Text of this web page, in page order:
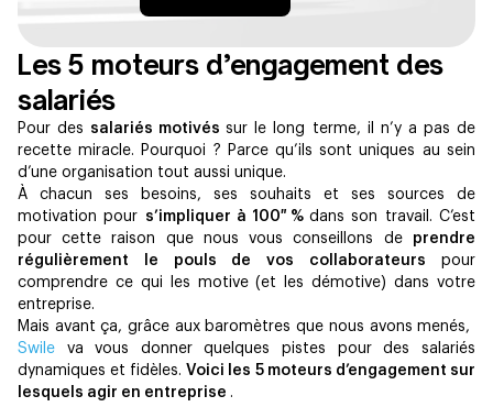
Les 5 moteurs d’engagement des
salariés
Pour des salariés motivéssur le long terme, il n’y a pas de
recette miracle. Pourquoi ? Parce qu’ils sont uniques au sein
d’une organisation tout aussi unique.
À chacun ses besoins, ses souhaits et ses sources de
motivation pour s’impliquer à 100 % dans son travail. C’est
pour cette raison que nous vous conseillons de prendre
régulièrement le pouls de vos collaborateurs pour
comprendre ce qui les motive (et les démotive) dans votre
entreprise.
Mais avant ça, grâce​ aux baromètres que nous avons menés, ​
Swile va vous donner quelques pistes pour des salariés
dynamiques et fidèles.Voici les 5 moteurs d’engagement sur
lesquels agir en entreprise .